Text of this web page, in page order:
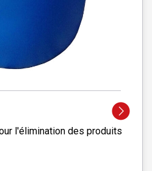
l'élimination des produits